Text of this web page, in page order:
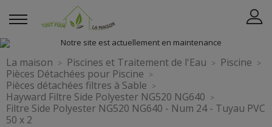
La maison Piscines et Traitement de l'Eau
Piscine
Pièces Détachées pour Piscine
Pièces détachées filtres à Sable
Hayward Filtre Side Polyester NG520 NG640
Filtre Side Polyester NG520 NG640 - Num 24 - Tuyau PVC
50 x 2